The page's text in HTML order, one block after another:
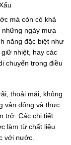
mà còn có khả
ngày mưa
năng đặc biệt như
nhiệt, hay các
chuyển trong điều
thoải mái, không
vận động và thực
trở. Các chi tiết
làm từ chất liệu
với nước.